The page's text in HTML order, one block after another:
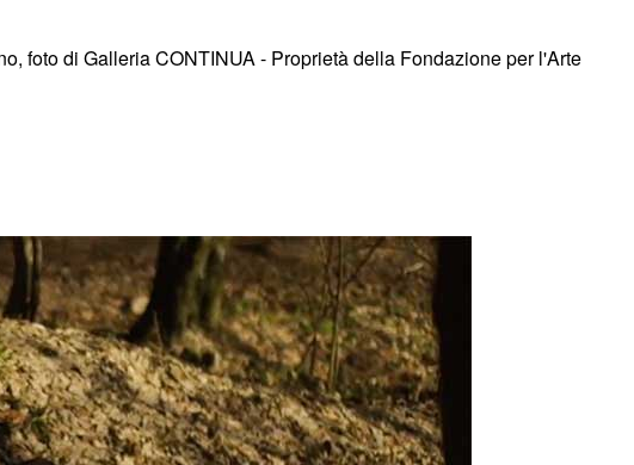
foto di Galleria CONTINUA - Proprietà della Fondazione per l'Arte